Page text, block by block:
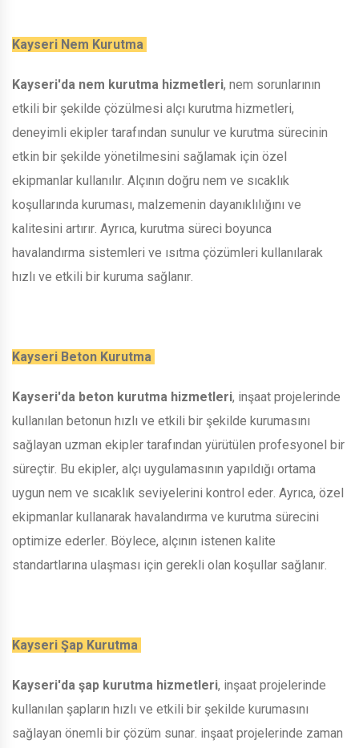
Kayseri Nem Kurutma
Kayseri'da nem kurutma hizmetleri, nem sorunlarının
etkili bir şekilde çözülmesi alçı kurutma hizmetleri,
deneyimli ekipler tarafından sunulur ve kurutma sürecinin
etkin bir şekilde yönetilmesini sağlamak için özel
ekipmanlar kullanılır. Alçının doğru nem ve sıcaklık
koşullarında kuruması, malzemenin dayanıklılığını ve
kalitesini artırır. Ayrıca, kurutma süreci boyunca
havalandırma sistemleri ve ısıtma çözümleri kullanılarak
hızlı ve etkili bir kuruma sağlanır.
Kayseri Beton Kurutma
Kayseri'da beton kurutma hizmetleri, inşaat projelerinde
kullanılan betonun hızlı ve etkili bir şekilde kurumasını
sağlayan uzman ekipler tarafından yürütülen profesyonel bir
süreçtir. Bu ekipler, alçı uygulamasının yapıldığı ortama
uygun nem ve sıcaklık seviyelerini kontrol eder. Ayrıca, özel
ekipmanlar kullanarak havalandırma ve kurutma sürecini
optimize ederler. Böylece, alçının istenen kalite
standartlarına ulaşması için gerekli olan koşullar sağlanır.
Kayseri Şap Kurutma
Kayseri'da şap kurutma hizmetleri, inşaat projelerinde
kullanılan şapların hızlı ve etkili bir şekilde kurumasını
sağlayan önemli bir çözüm sunar. inşaat projelerinde zaman